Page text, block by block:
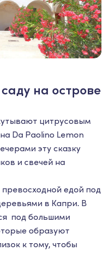
на острове
цитрусовым
Da Paolino Lemon
эту сказку
и свечей на
едой под
в Капри. В
под большими
образуют
к тому, чтобы